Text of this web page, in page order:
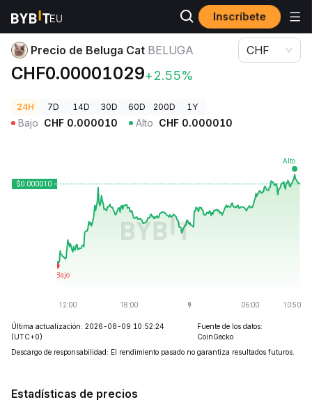
Inscríbete
Precios de Criptomonedas Precio de Beluga Cat BELUGA
Precio de Beluga Cat BELUGA
CHF0.00001029+2.55%
CHF
24H 7D 14D 30D 60D 200D 1Y
Bajo CHF 0.000010 Alto CHF 0.000010
Última actualización: 2026-08-09 10:52:24
(UTC+0)
Fuente de los datos:
CoinGecko
Descargo de responsabilidad: El rendimiento pasado no garantiza resultados futuros.
Estadísticas de precios